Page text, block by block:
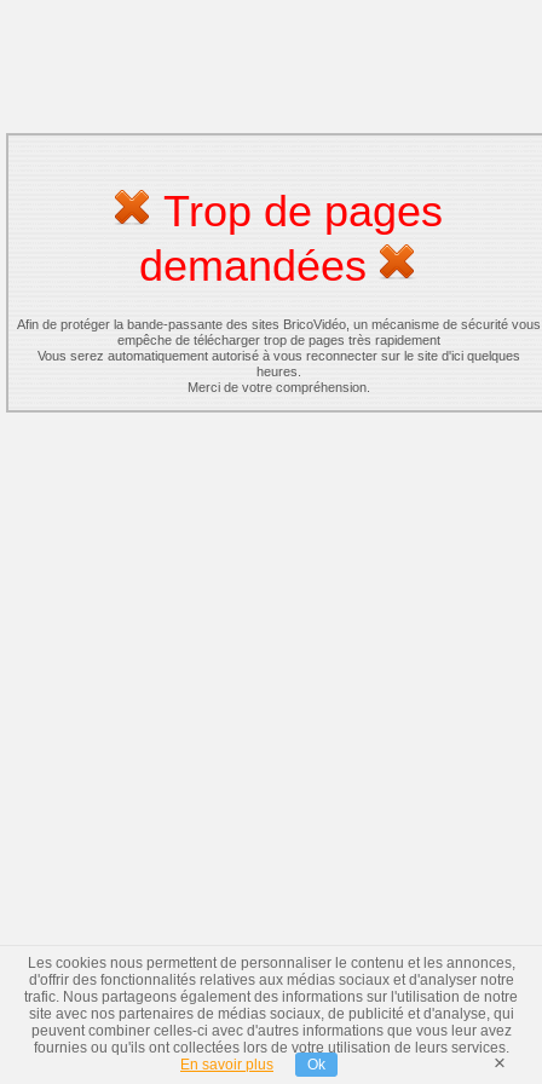
Trop de pages
demandées
Afin de protéger la bande-passante des sites BricoVidéo, un mécanisme de sécurité vous
empêche de télécharger trop de pages très rapidement
Vous serez automatiquement autorisé à vous reconnecter sur le site d'ici quelques
heures.
Merci de votre compréhension.
Les cookies nous permettent de personnaliser le contenu et les annonces,
d'offrir des fonctionnalités relatives aux médias sociaux et d'analyser notre
trafic. Nous partageons également des informations sur l'utilisation de notre
site avec nos partenaires de médias sociaux, de publicité et d'analyse, qui
peuvent combiner celles-ci avec d'autres informations que vous leur avez
fournies ou qu'ils ont collectées lors de votre utilisation de leurs services.
En savoir plus
Ok ×